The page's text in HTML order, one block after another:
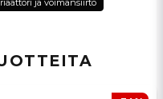
ja voimansiirto